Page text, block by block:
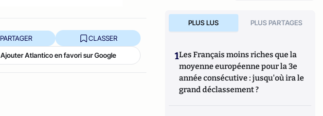
PARTAGER CLASSER
Ajouter Atlantico en favori sur Google
PLUS LUS PLUS PARTAGES
1Les Français moins riches que la
moyenne européenne pour la 3e
année consécutive : jusqu'où ira le
grand déclassement ?